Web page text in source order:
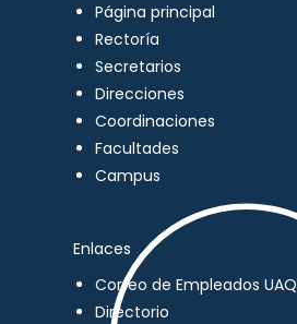
Página principal
Rectoría
Secretarios
Direcciones
Coordinaciones
Facultades
Campus
Enlaces
Correo de Empleados UAQ
Directorio